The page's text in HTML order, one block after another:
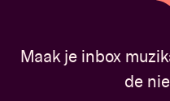
Maak je inbox
de